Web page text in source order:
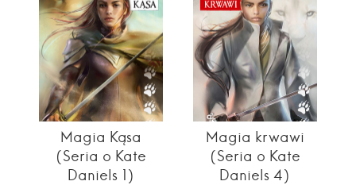
Magia Kąsa
(Seria o Kate
Daniels 1)
Magia krwawi
(Seria o Kate
Daniels 4)